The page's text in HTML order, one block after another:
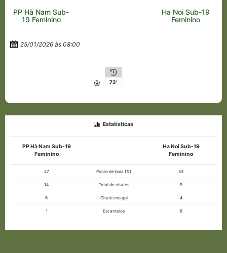
PP Hà Nam Sub-
19 Feminino
Ha Noi Sub-19
Feminino
25/01/2026 às 08:00
73'
Estatísticas
PP Hà Nam Sub-19
Feminino
Ha Noi Sub-19
Feminino
47 Posse de bola (%) 53
14 Total de chutes 9
6 Chutes no gol 4
1 Escanteios 8